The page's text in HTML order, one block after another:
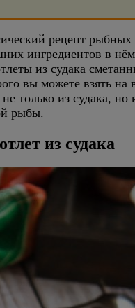
рецепт рыбных
ингредиентов в
из судака
вы можете взять на
только из судака,
рыбы.
из судака